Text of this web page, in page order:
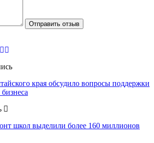
Отправить отзыв
края обсудило вопросы поддержки
школ выделили более 160 миллионов